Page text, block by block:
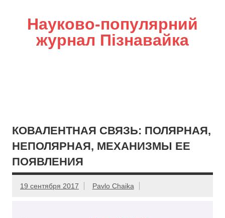
Науково-популярний
журнал Пізнавайка
КОВАЛЕНТНАЯ СВЯЗЬ: ПОЛЯРНАЯ,
НЕПОЛЯРНАЯ, МЕХАНИЗМЫ ЕЕ
ПОЯВЛЕНИЯ
19 сентября 2017 Pavlo Chaika